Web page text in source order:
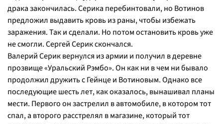
драка закончилась. Серика перебинтовали, но Вотинов
предложил выдавить кровь из раны, чтобы избежать
заражения. Так и сделали. Но потом остановить кровь уже
не смогли. Сергей Серик скончался.
Валерий Серик вернулся из армии и получил в деревне
прозвище «Уральский Рэмбо». Он как ни в чем ни бывало
продолжил дружить с Гейнце и Вотиновым. Однако все
последующие шесть лет, как оказалось, вынашивал планы
мести. Первого он застрелил в автомобиле, в котором тот
спал, а второго расстрелял в магазине, который тот